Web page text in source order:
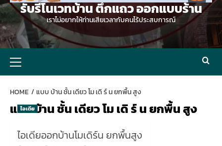
รับรีโนเวทบ้าน ตึกแถว ออกแบบร้าน
เราไม่อยากให้ท่านเสียเวลากับคนไร้ประสบการณ์
Menu
HOME แบบ บ้าน ชั้น เดียว โม เดิ ร์ น ยกพื้น สูง
แบบ บ้าน ชั้น เดียว โม เดิ ร์ น ยกพื้น สูง
ไอเดีย
ไอเดียออกบ้านโมเดิร์น ยกพื้นสูง